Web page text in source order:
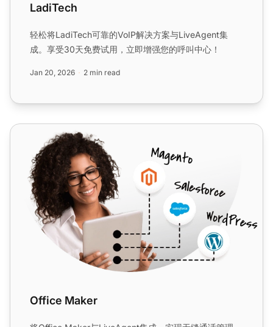
LadiTech
轻松将LadiTech可靠的VoIP解决方案与LiveAgent集
成。享受30天免费试用，立即增强您的呼叫中心！
Jan 20, 2026 2 min read
Office Maker
Office Maker